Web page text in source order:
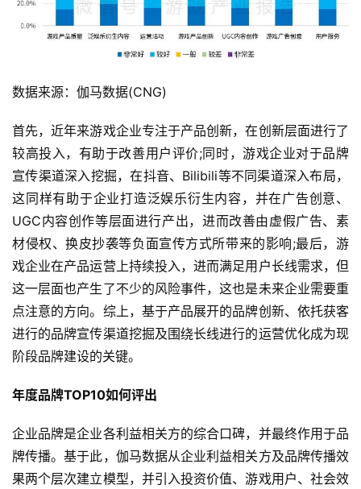
数据来源：伽马数据(CNG)
首先，近年来游戏企业专注于产品创新，在创新层面进行了
较高投入，有助于改善用户评价;同时，游戏企业对于品牌
宣传渠道深入挖掘，在抖音、Bilibili等不同渠道深入布局，
这同样有助于企业打造泛娱乐衍生内容，并在广告创意、
UGC内容创作等层面进行产出，进而改善由虚假广告、素
材侵权、换皮抄袭等负面宣传方式所带来的影响;最后，游
戏企业在产品运营上持续投入，进而满足用户长线需求，但
这一层面也产生了不少的风险事件，这也是未来企业需要重
点注意的方向。综上，基于产品展开的品牌创新、依托获客
进行的品牌宣传渠道挖掘及围绕长线进行的运营优化成为现
阶段品牌建设的关键。
年度品牌TOP10如何评出
企业品牌是企业各利益相关方的综合口碑，并最终作用于品
牌传播。基于此，伽马数据从企业利益相关方及品牌传播效
果两个层次建立模型，并引入投资价值、游戏用户、社会效